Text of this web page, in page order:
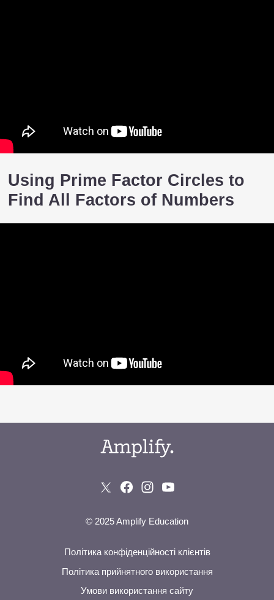
Using Prime Factor Circles to
Find All Factors of Numbers
© 2025 Amplify Education
Політика конфіденційності клієнтів
Політика прийнятного використання
Умови використання сайту